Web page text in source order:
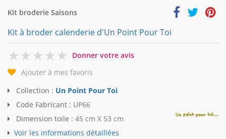
Kit broderie Saisons
Kit à broder calenderie d'Un Point Pour Toi
0
Donner votre avis
Ajouter à mes favoris
Collection : Un Point Pour Toi
Code Fabricant : UP66
Dimension toile : 45 cm X 53 cm
Voir les informations détaillées